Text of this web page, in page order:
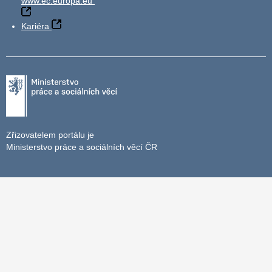
Kariéra
Zřizovatelem portálu je
Ministerstvo práce a sociálních věcí ČR